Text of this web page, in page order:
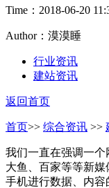
Time： 2018-06-20
Author：漠漠睡
行业资讯
建站资讯
返回首页
首页>> 综合资讯 >>
我们一直在强调一个
大鱼、百家等等新
手机进行数据、内容